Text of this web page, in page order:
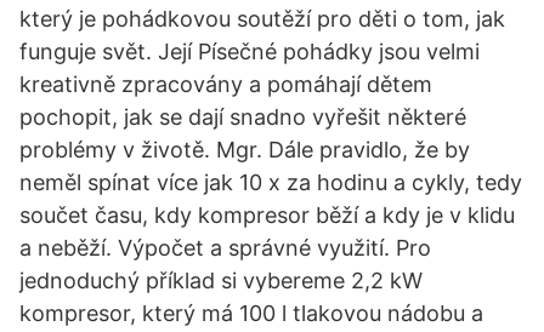
který je pohádkovou soutěží pro děti o tom, jak
funguje svět. Její Písečné pohádky jsou velmi
kreativně zpracovány a pomáhají dětem
pochopit, jak se dají snadno vyřešit některé
problémy v životě. Mgr. Dále pravidlo, že by
neměl spínat více jak 10 x za hodinu a cykly, tedy
součet času, kdy kompresor běží a kdy je v klidu
a neběží. Výpočet a správné využití. Pro
jednoduchý příklad si vybereme 2,2 kW
kompresor, který má 100 l tlakovou nádobu a